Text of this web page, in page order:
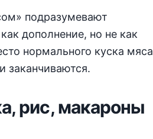
подразумевают
дополнение, но не как
нормального куска мяса
заканчиваются.
рис, макароны